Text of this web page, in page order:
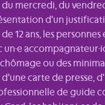
du mercredi, du
d'un
12 ans, les
un·e
ou des
carte de presse,
de guide